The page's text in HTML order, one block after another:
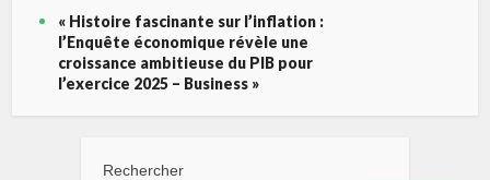
« Histoire fascinante sur l’inflation :
l’Enquête économique révèle une
croissance ambitieuse du PIB pour
l’exercice 2025 – Business »
Rechercher